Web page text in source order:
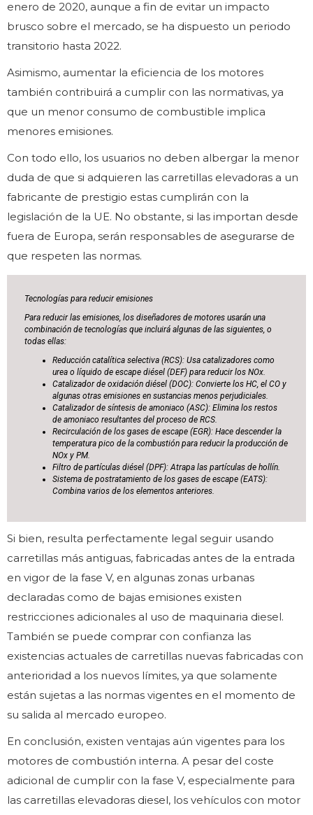
enero de 2020, aunque a fin de evitar un impacto
brusco sobre el mercado, se ha dispuesto un periodo
transitorio hasta 2022.
Asimismo, aumentar la eficiencia de los motores
también contribuirá a cumplir con las normativas, ya
que un menor consumo de combustible implica
menores emisiones.
Con todo ello, los usuarios no deben albergar la menor
duda de que si adquieren las carretillas elevadoras a un
fabricante de prestigio estas cumplirán con la
legislación de la UE. No obstante, si las importan desde
fuera de Europa, serán responsables de asegurarse de
que respeten las normas.
Tecnologías para reducir emisiones
Para reducir las emisiones, los diseñadores de motores usarán una
combinación de tecnologías que incluirá algunas de las siguientes, o
todas ellas:
Reducción catalítica selectiva (RCS): Usa catalizadores como
urea o líquido de escape diésel (DEF) para reducir los NOx.
Catalizador de oxidación diésel (DOC): Convierte los HC, el CO y
algunas otras emisiones en sustancias menos perjudiciales.
Catalizador de síntesis de amoniaco (ASC): Elimina los restos
de amoniaco resultantes del proceso de RCS.
Recirculación de los gases de escape (EGR): Hace descender la
temperatura pico de la combustión para reducir la producción de
NOx y PM.
Filtro de partículas diésel (DPF): Atrapa las partículas de hollín.
Sistema de postratamiento de los gases de escape (EATS):
Combina varios de los elementos anteriores.
Si bien, resulta perfectamente legal seguir usando
carretillas más antiguas, fabricadas antes de la entrada
en vigor de la fase V, en algunas zonas urbanas
declaradas como de bajas emisiones existen
restricciones adicionales al uso de maquinaria diesel.
También se puede comprar con confianza las
existencias actuales de carretillas nuevas fabricadas con
anterioridad a los nuevos límites, ya que solamente
están sujetas a las normas vigentes en el momento de
su salida al mercado europeo.
En conclusión, existen ventajas aún vigentes para los
motores de combustión interna. A pesar del coste
adicional de cumplir con la fase V, especialmente para
las carretillas elevadoras diesel, los vehículos con motor